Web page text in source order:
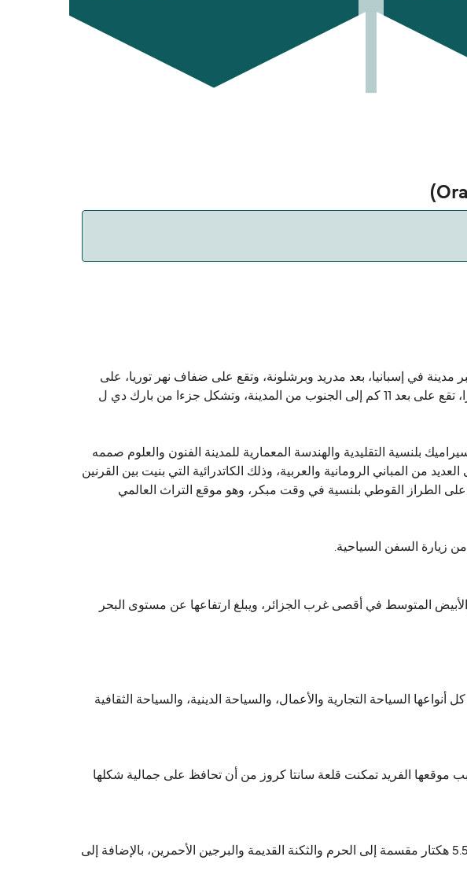
مدينة في إسبانيا، بعد مدريد وبرشلونة، وتقع على ضفاف نهر توريا، على
الساحل الشرقي لشبه الجزيرة الإيبيرية، على خليج فالنسيا. واحدة من أكبر البحيرات في اسبانيا، والبوفيرا، تقع على بعد 11 كم إلى الجنوب من المدينة، وتشكل جزءا من بارك دي ل
بلنسية التقليدية والهندسة المعمارية للمدينة الفنون والعلوم صممه
من المباني الرومانية والعربية، وذلك الكاتدرائية التي بنيت بين القرنين
على الطراز القوطي بلنسية في وقت مبكر، وهو موقع التراث العالمي
من زيارة السفن السياحية.
المتوسط في أقصى غرب الجزائر، ويبلغ ارتفاعها عن مستوى البحر
السياحة التجارية والأعمال، والسياحة الدينية، والسياحة الثقافية
موقعها الفريد تمكنت قلعة سانتا كروز من أن تحافظ على جمالية شكلها
تم بناء القصر في منطقة الجديدة (الدرب) وذلك في نهاية القرن الثامن عشر، وذلك بمساحة تقدر بحوالي 5.5 هكتار مقسمة إلى الحرم والثكنة القديمة والبرجين الأحمرين، بالإضافة إلى